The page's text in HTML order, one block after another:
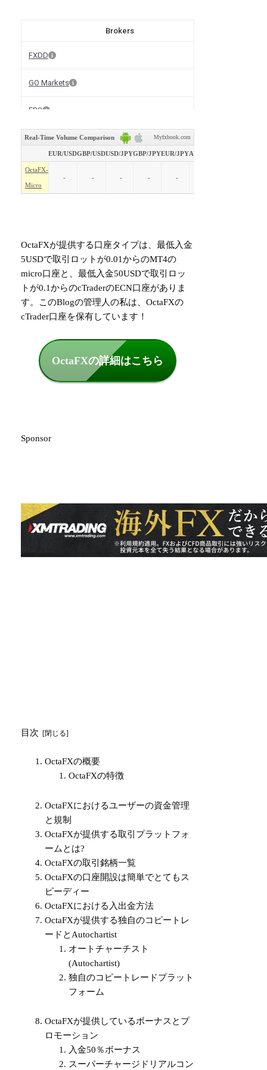
OctaFXが提供する口座タイプは、最低入金
5USDで取引ロットが0.01からのMT4の
micro口座と、最低入金50USDで取引ロッ
トが0.1からのcTraderのECN口座がありま
す。このBlogの管理人の私は、OctaFXの
cTrader口座を保有しています！
OctaFXの詳細はこちら
Sponsor
目次
OctaFXの概要
OctaFXの特徴
OctaFXにおけるユーザーの資金管理
と規制
OctaFXが提供する取引プラットフォ
ームとは?
OctaFXの取引銘柄一覧
OctaFXの口座開設は簡単でとてもス
ピーディー
OctaFXにおける入出金方法
OctaFXが提供する独自のコピートレ
ードとAutochartist
オートチャーチスト
(Autochartist)
独自のコピートレードプラット
フォーム
OctaFXが提供しているボーナスとプ
ロモーション
入金50％ボーナス
スーパーチャージドリアルコン